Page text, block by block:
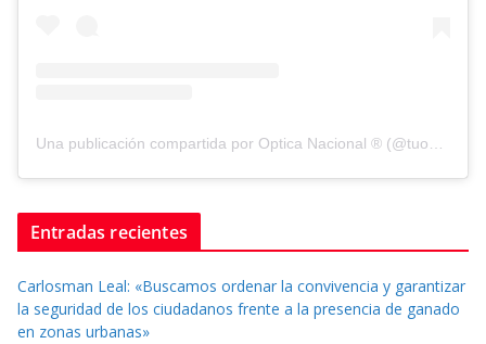
Una publicación compartida por Optica Nacional ® (@tuopticanacional)
Entradas recientes
Carlosman Leal: «Buscamos ordenar la convivencia y garantizar
la seguridad de los ciudadanos frente a la presencia de ganado
en zonas urbanas»